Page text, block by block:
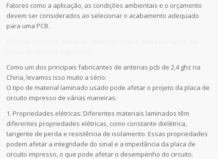
Fatores como a aplicação, as condições ambientais e o orçamento
devem ser considerados ao selecionar o acabamento adequado
para uma PCB.
Como um dos principais fabricantes de antenas pcb de 2,4 ghz na
China, levamos isso muito a sério.
O tipo de material laminado usado pode afetar o projeto da placa de
circuito impresso de várias maneiras:
1. Propriedades elétricas: Diferentes materiais laminados têm
diferentes propriedades elétricas, como constante dielétrica,
tangente de perda e resistência de isolamento. Essas propriedades
podem afetar a integridade do sinal e a impedância da placa de
circuito impresso, o que pode afetar o desempenho do circuito.